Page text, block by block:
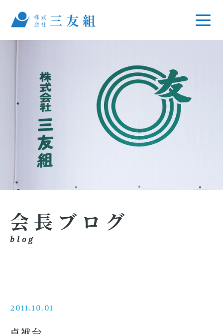
会長ブログ
blog
2011.10.01